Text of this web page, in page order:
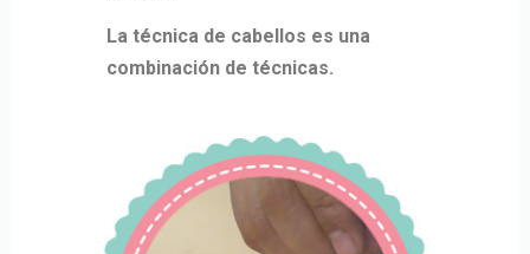
La técnica de cabellos es una
combinación de técnicas.